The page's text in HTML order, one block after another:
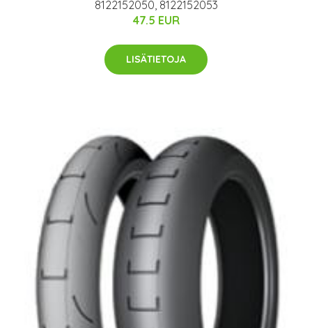
8122152050, 8122152053
47.5 EUR
LISÄTIETOJA